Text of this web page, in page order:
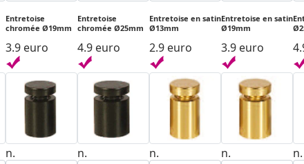
Entretoise
chromée Ø19mm
3.9 euro
Entretoise
chromée Ø25mm
4.9 euro
Entretoise en satin
Ø13mm
2.9 euro
Entretoise en satin
Ø19mm
3.9 euro
n. n. n. n. n.